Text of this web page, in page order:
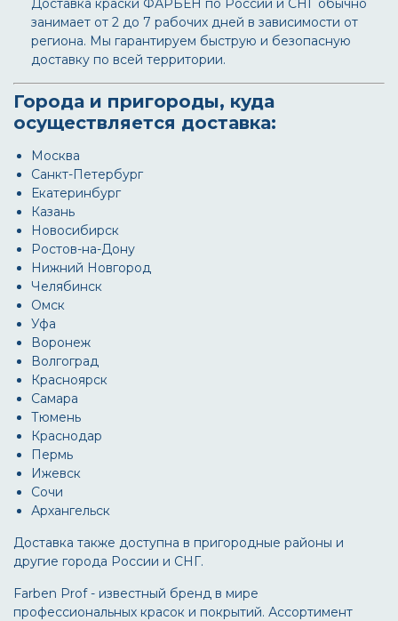
Доставка краски ФАРБЕН по России и СНГ обычно
занимает от 2 до 7 рабочих дней в зависимости от
региона. Мы гарантируем быструю и безопасную
доставку по всей территории.
Города и пригороды, куда
осуществляется доставка:
Москва
Санкт-Петербург
Екатеринбург
Казань
Новосибирск
Ростов-на-Дону
Нижний Новгород
Челябинск
Омск
Уфа
Воронеж
Волгоград
Красноярск
Самара
Тюмень
Краснодар
Пермь
Ижевск
Сочи
Архангельск
Доставка также доступна в пригородные районы и
другие города России и СНГ.
Farben Prof - известный бренд в мире
профессиональных красок и покрытий. Ассортимент